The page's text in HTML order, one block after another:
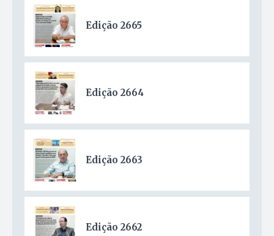
Edição 2665
Edição 2664
Edição 2663
Edição 2662